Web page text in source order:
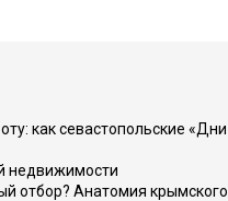
как севастопольские «Дни
недвижимости
отбор? Анатомия